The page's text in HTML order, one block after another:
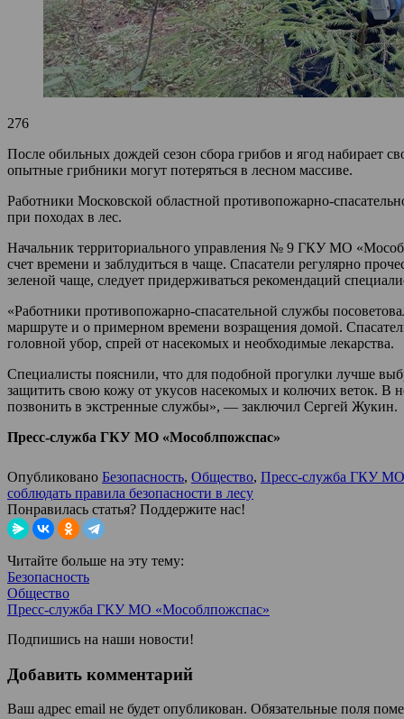
276
После обильных дождей сезон сбора грибов и ягод набирает
опытные грибники могут потеряться в лесном массиве.
Работники Московской областной противопожарно-
при походах в лес.
Начальник территориального управления № 9 ГКУ МО
счет времени и заблудиться в чаще. Спасатели регулярно
зеленой чаще, следует придерживаться рекомендаций
«Работники противопожарно-спасательной службы
маршруте и о примерном времени возращения домой.
головной убор, спрей от насекомых и необходимые лекарства.
Специалисты пояснили, что для подобной прогулки лучше
защитить свою кожу от укусов насекомых и колючих веток. В
позвонить в экстренные службы», — заключил Сергей Жукин.
Пресс-служба ГКУ МО «Мособлпожспас»
Опубликовано Безопасность, Общество, Пресс-служба ГКУ
соблюдать правила безопасности в лесу
Понравилась статья? Поддержите нас!
Читайте больше на эту тему:
Безопасность
Общество
Пресс-служба ГКУ МО «Мособлпожспас»
Подпишись на наши новости!
Добавить комментарий
Ваш адрес email не будет опубликован. Обязательные поля